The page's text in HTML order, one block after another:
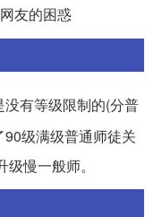
友的困惑
有等级限制的(分普
级满级普通师徒关
慢一般师。